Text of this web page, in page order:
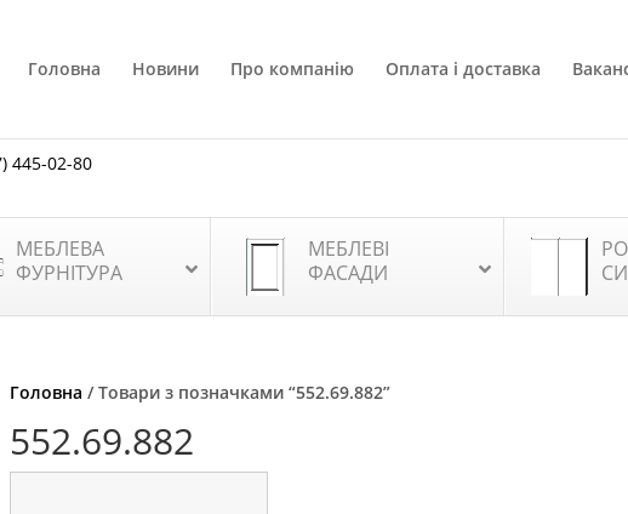
Головна Новини Про компанію Оплата і доставка
445-02-80
МЕБЛЕВА
ФУРНІТУРА
МЕБЛЕВІ
ФАСАДИ
Головна / Товари з позначками “552.69.882”
552.69.882